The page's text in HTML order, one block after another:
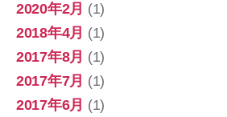
2020年2月 (1)
2018年4月 (1)
2017年8月 (1)
2017年7月 (1)
2017年6月 (1)